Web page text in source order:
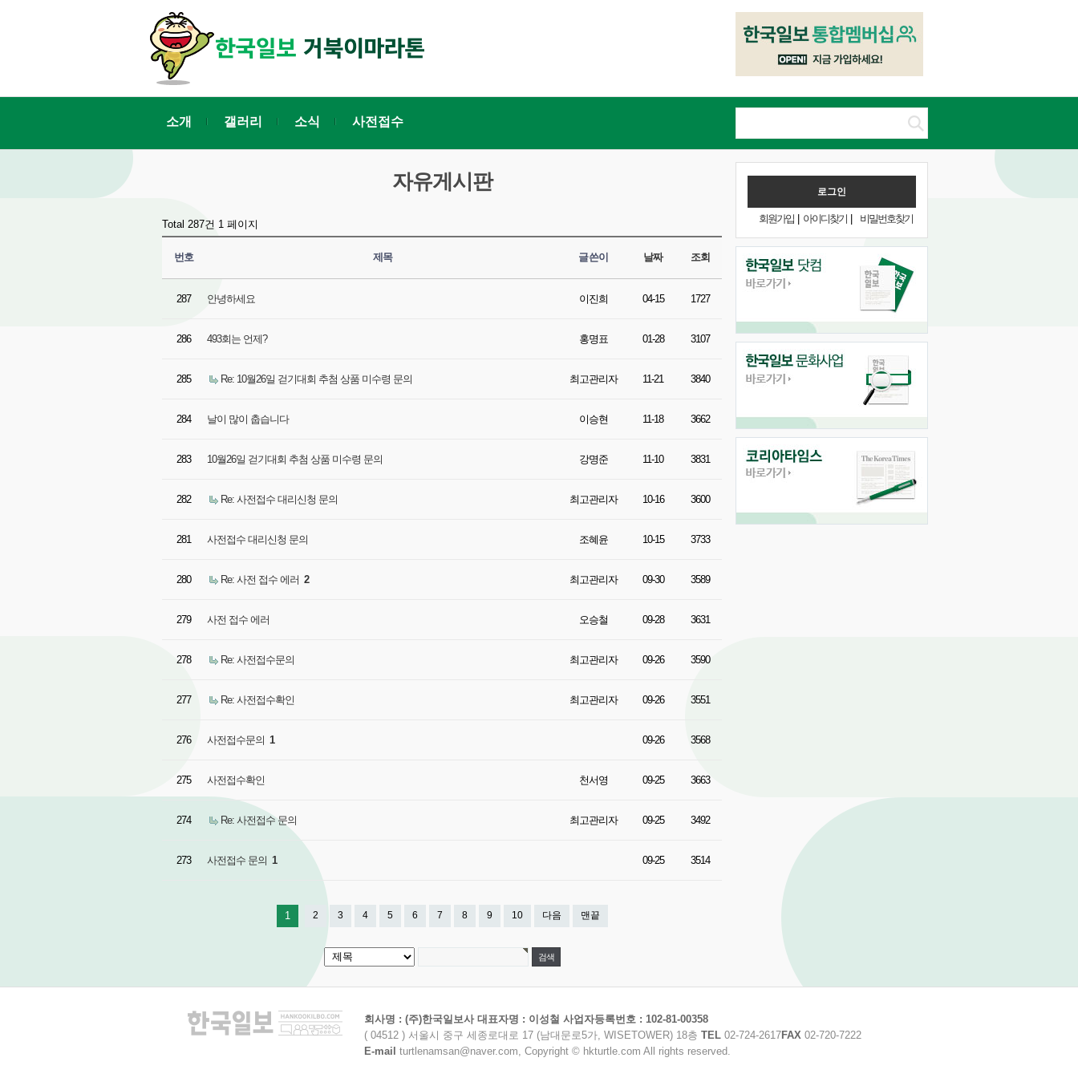
소개 갤러리 소식 사전접수
회원가입| 아이디찾기 비밀번호찾기
자유게시판
Total 287건 1 페이지
번호 제목 글쓴이 날짜 조회
287 안녕하세요 이진희 04-15 1727
286 493회는 언제? 홍명표 01-28 3107
285 Re: 10월26일 걷기대회 추첨 상품 미수령 문의 최고관리자 11-21 3840
284 날이 많이 춥습니다 이승현 11-18 3662
283 10월26일 걷기대회 추첨 상품 미수령 문의 강명준 11-10 3831
282 Re: 사전접수 대리신청 문의 최고관리자 10-16 3600
281 사전접수 대리신청 문의 조혜윤 10-15 3733
280 Re: 사전 접수 에러 2 최고관리자 09-30 3589
279 사전 접수 에러 오승철 09-28 3631
278 Re: 사전접수문의 최고관리자 09-26 3590
277 Re: 사전접수확인 최고관리자 09-26 3551
276 사전접수문의 1 09-26 3568
275 사전접수확인 천서영 09-25 3663
274 Re: 사전접수 문의 최고관리자 09-25 3492
273 사전접수 문의 1 09-25 3514
1 2 3 4 5 6 7 8 9 10 다음 맨끝
회사명 : (주)한국일보사 대표자명 : 이성철 사업자등록번호 : 102-81-00358
( 04512 ) 서울시 중구 세종로대로 17 (남대문로5가, WISETOWER) 18층 TEL 02-724-2617FAX 02-720-7222
E-mail turtlenamsan@naver.com, Copyright © hkturtle.com All rights reserved.